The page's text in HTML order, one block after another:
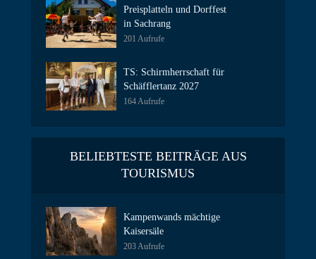
Preisplatteln und Dorffest
in Sachrang
201 Aufrufe
TS: Schirmherrschaft für
Schäfflertanz 2027
164 Aufrufe
BELIEBTESTE BEITRÄGE AUS
TOURISMUS
Kampenwands mächtige
Kaisersäle
203 Aufrufe